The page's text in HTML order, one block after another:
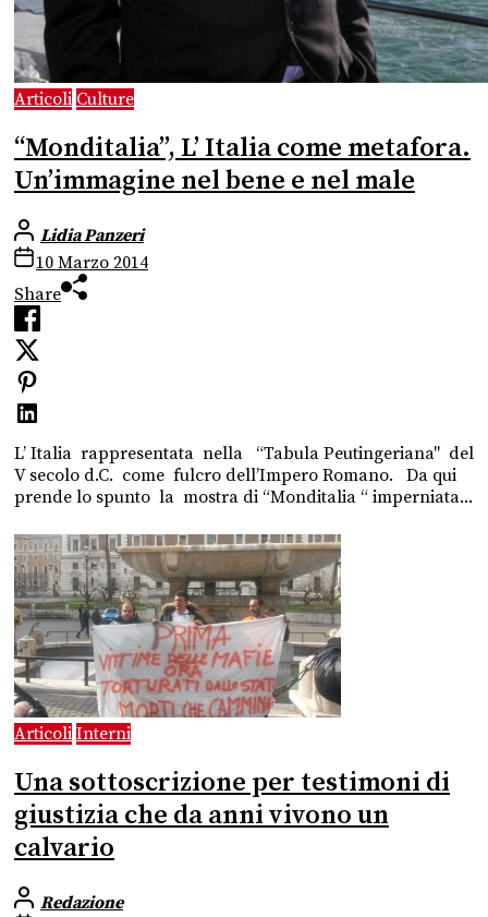
Articoli Culture
“Monditalia”, L’ Italia come metafora.
Un’immagine nel bene e nel male
Lidia Panzeri
10 Marzo 2014
Share
L’ Italia rappresentata nella “Tabula Peutingeriana" del
V secolo d.C. come fulcro dell’Impero Romano. Da qui
prende lo spunto la mostra di “Monditalia “ imperniata...
Articoli Interni
Una sottoscrizione per testimoni di
giustizia che da anni vivono un
calvario
Redazione